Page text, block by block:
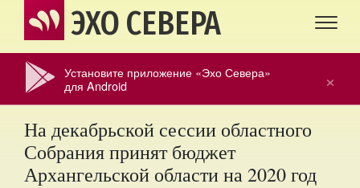
ЭХО СЕВЕРА
×
Установите приложение «Эхо Севера»
для Android
На декабрьской сессии областного
Собрания принят бюджет
Архангельской области на 2020 год